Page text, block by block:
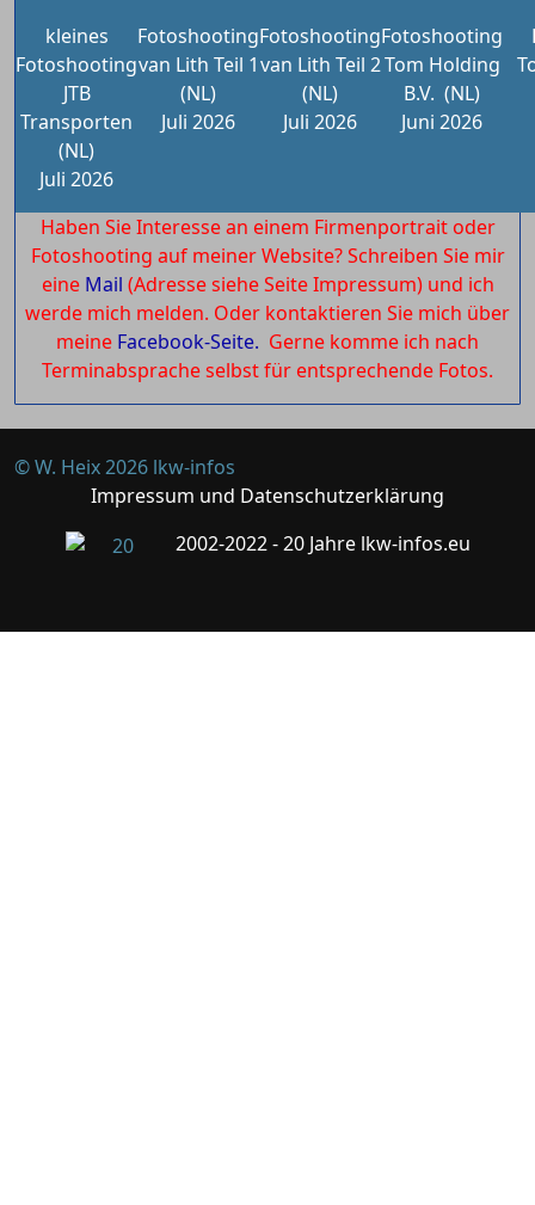
kleines
Fotoshooting
JTB
Transporten
(NL)
Juli 2026
Fotoshooting
van Lith Teil 1
(NL)
Juli 2026
Fotoshooting
van Lith Teil 2
(NL)
Juli 2026
Fotoshooting
Tom Holding
B.V. (NL)
Juni 2026
Haben Sie Interesse an einem Firmenportrait oder
Fotoshooting auf meiner Website? Schreiben Sie mir
eine Mail (Adresse siehe Seite Impressum) und ich
werde mich melden. Oder kontaktieren Sie mich über
meine Facebook-Seite. Gerne komme ich nach
Terminabsprache selbst für entsprechende Fotos.
© W. Heix 2026 lkw-infos
Impressum und Datenschutzerklärung
2002-2022 - 20 Jahre lkw-infos.eu